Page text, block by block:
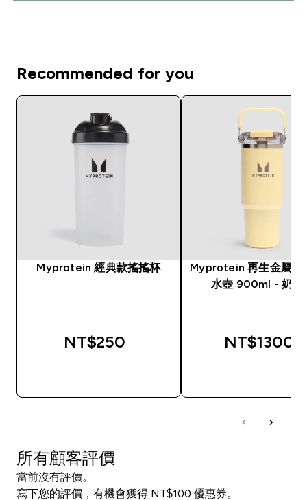
Recommended for you
Myprotein 經典款搖搖杯
NT$250‎
Myprotein 再生金屬提
水壺 900ml - 奶油
NT$1300‎
所有顧客評價
當前沒有評價。
寫下您的評價，有機會獲得 NT$100 優惠券。